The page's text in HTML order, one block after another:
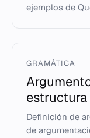
ejemplos de
GRAMÁTICA
Definición de
de